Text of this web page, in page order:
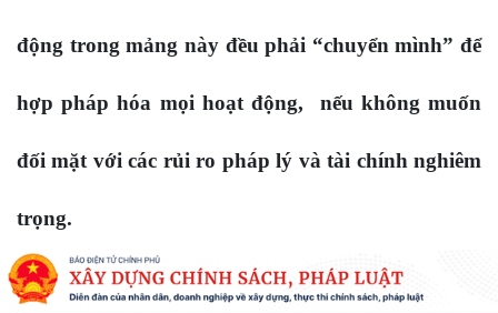
động trong mảng này đều phải “chuyển mình” để
hợp pháp hóa mọi hoạt động, nếu không muốn
đối mặt với các rủi ro pháp lý và tài chính nghiêm
trọng.